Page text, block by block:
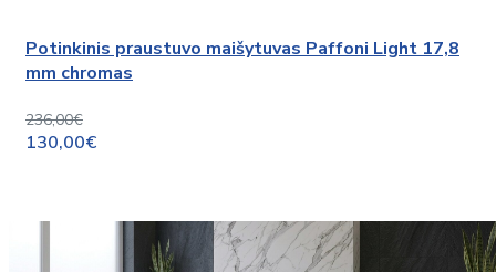
Potinkinis praustuvo maišytuvas Paffoni Light 17,8
mm chromas
236,00€
130,00€